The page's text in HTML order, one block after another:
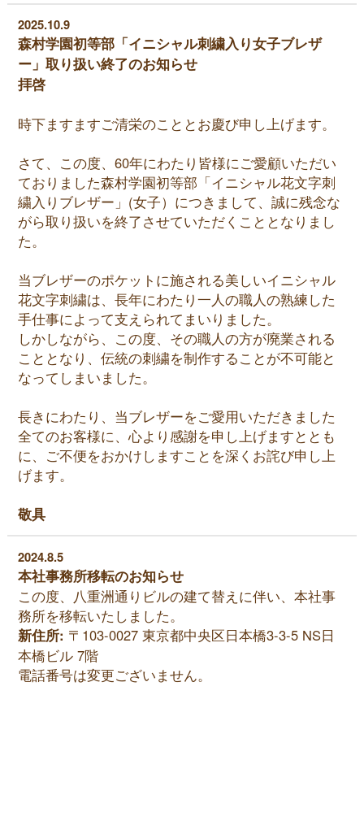
2025.10.9
森村学園初等部「イニシャル刺繍入り女子ブレザ
ー」取り扱い終了のお知らせ
拝啓
時下ますますご清栄のこととお慶び申し上げます。
さて、この度、60年にわたり皆様にご愛顧いただい
ておりました森村学園初等部「イニシャル花文字刺
繍入りブレザー」(女子）につきまして、誠に残念な
がら取り扱いを終了させていただくこととなりまし
た。
当ブレザーのポケットに施される美しいイニシャル
花文字刺繍は、長年にわたり一人の職人の熟練した
手仕事によって支えられてまいりました。
しかしながら、この度、その職人の方が廃業される
こととなり、伝統の刺繍を制作することが不可能と
なってしまいました。
長きにわたり、当ブレザーをご愛用いただきました
全てのお客様に、心より感謝を申し上げますととも
に、ご不便をおかけしますことを深くお詫び申し上
げます。
敬具
2024.8.5
本社事務所移転のお知らせ
この度、八重洲通りビルの建て替えに伴い、本社事
務所を移転いたしました。
新住所: 〒103-0027 東京都中央区日本橋3-3-5 NS日
本橋ビル 7階
電話番号は変更ございません。